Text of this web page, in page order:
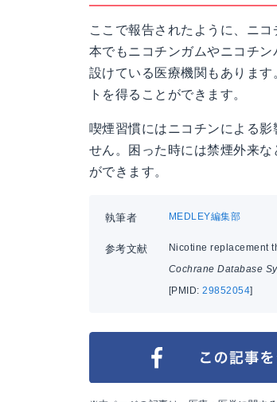
ここで報告されたように、ニ
本でもニコチンガムやニコチ
設けている医療機関もありま
トを得ることができます。
喫煙習慣にはニコチンによる
せん。困った時には禁煙外来
ができます。
執筆者 MEDLEY編集部
参考文献
Nicotine replacement
Cochrane Database
[PMID:29852054]